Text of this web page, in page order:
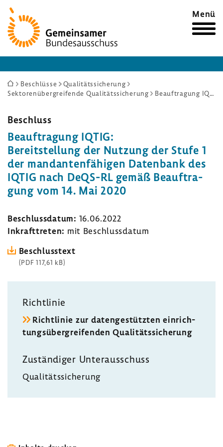
Zur
Startseite
Menü
Sie
sind
Beschlüsse
Qualitätssicherung
Sektorenübergreifende Qualitätssicherung
Beauftragung IQTIG: Bereitstellung der Nutzung der Stufe 1 der mandantenfähigen Datenbank des IQTIG nach DeQS-RL gemäß Beauftragung vom 14. Mai 2020
Beschluss
Beauf­tra­gung IQTIG:
Bereit­stel­lung der Nutzung der Stufe 1
der mandan­ten­fä­higen Daten­bank des
IQTIG nach DeQS-RL gemäß Beauf­tra­
gung vom 14. Mai 2020
Beschluss­datum: 16.06.2022
Inkraft­treten: mit Beschluss­datum
Beschluss­text
(PDF 117,61 kB)
Richt­linie
Richt­linie zur daten­ge­stützten einrich­
tungs­über­grei­fenden Quali­täts­si­che­rung
Zustän­diger Unter­aus­schuss
Quali­täts­si­che­rung